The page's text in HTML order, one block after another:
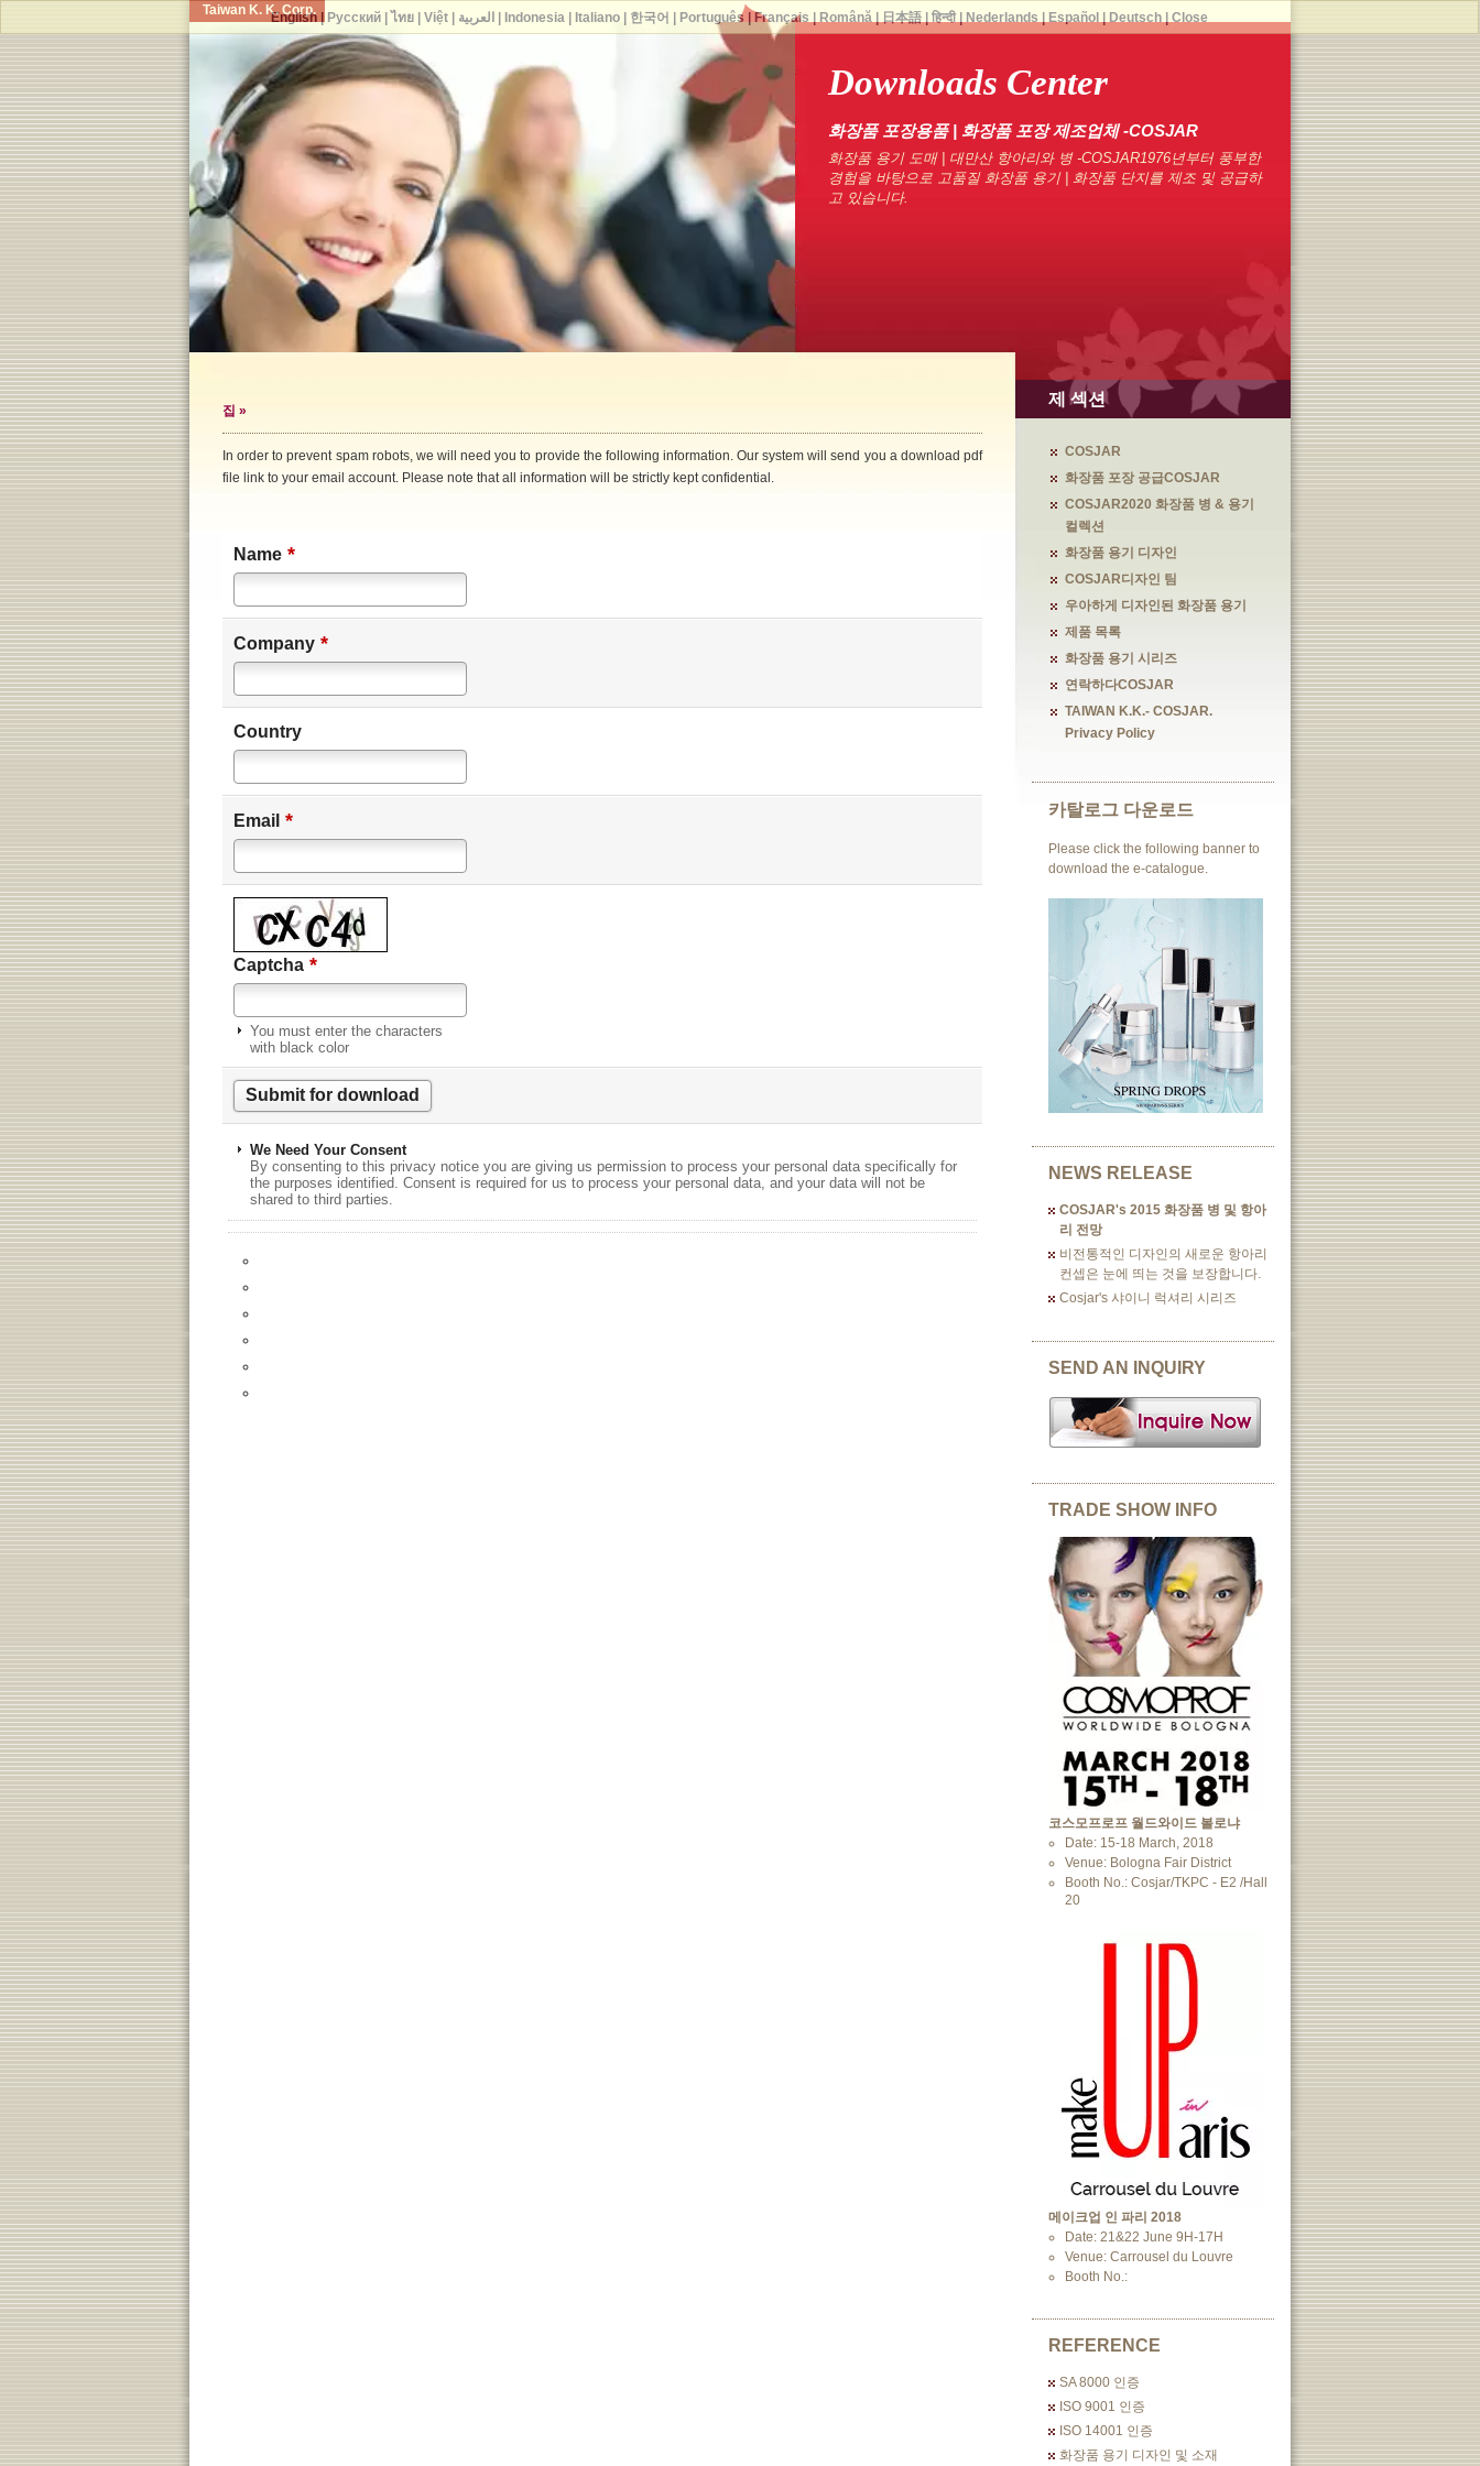
Taiwan K. K. Corp.
Downloads Center
화장품 포장용품 | 화장품 포장 제조업체 -COSJAR
화장품 용기 도매 | 대만산 항아리와 병 -COSJAR1976년부터 풍부한
경험을 바탕으로 고품질 화장품 용기 | 화장품 단지를 제조 및 공급하
고 있습니다.
집 »
In order to prevent spam robots, we will need you to provide the following information. Our system will send you a download pdf
file link to your email account. Please note that all information will be strictly kept confidential.
Name *
Company *
Country
Email *
Captcha *
You must enter the characters
with black color
We Need Your Consent
By consenting to this privacy notice you are giving us permission to process your personal data specifically for
the purposes identified. Consent is required for us to process your personal data, and your data will not be
shared to third parties.
제 섹션
COSJAR
화장품 포장 공급COSJAR
COSJAR2020 화장품 병 & 용기
컬렉션
화장품 용기 디자인
COSJAR디자인 팀
우아하게 디자인된 화장품 용기
제품 목록
화장품 용기 시리즈
연락하다COSJAR
TAIWAN K.K.- COSJAR.
Privacy Policy
카탈로그 다운로드
Please click the following banner to
download the e-catalogue.
NEWS RELEASE
COSJAR's 2015 화장품 병 및 항아
리 전망
비전통적인 디자인의 새로운 항아리
컨셉은 눈에 띄는 것을 보장합니다.
Cosjar's 샤이니 럭셔리 시리즈
SEND AN INQUIRY
TRADE SHOW INFO
코스모프로프 월드와이드 볼로냐
Date: 15-18 March, 2018
Venue: Bologna Fair District
Booth No.: Cosjar/TKPC - E2 /Hall
20
메이크업 인 파리 2018
Date: 21&22 June 9H-17H
Venue: Carrousel du Louvre
Booth No.:
REFERENCE
SA 8000 인증
ISO 9001 인증
ISO 14001 인증
화장품 용기 디자인 및 소재
English| Русский| ไทย| Việt| العربية Indonesia| Italiano| 한국어 Português Français Română| 日本語| हिन्दी| Nederlands Español Deutsch| Close